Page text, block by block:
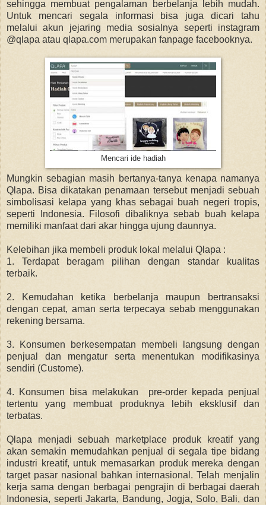
sehingga membuat pengalaman berbelanja lebih mudah.
Untuk mencari segala informasi bisa juga dicari tahu
melalui akun jejaring media sosialnya seperti instagram
@qlapa atau qlapa.com merupakan fanpage facebooknya.
Mencari ide hadiah
Mungkin sebagian masih bertanya-tanya kenapa namanya
Qlapa. Bisa dikatakan penamaan tersebut menjadi sebuah
simbolisasi kelapa yang khas sebagai buah negeri tropis,
seperti Indonesia. Filosofi dibaliknya sebab buah kelapa
memiliki manfaat dari akar hingga ujung daunnya.
Kelebihan jika membeli produk lokal melalui Qlapa :
1. Terdapat beragam pilihan dengan standar kualitas
terbaik.
2. Kemudahan ketika berbelanja maupun bertransaksi
dengan cepat, aman serta terpecaya sebab menggunakan
rekening bersama.
3. Konsumen berkesempatan membeli langsung dengan
penjual dan mengatur serta menentukan modifikasinya
sendiri (Custome).
4. Konsumen bisa melakukan pre-order kepada penjual
tertentu yang membuat produknya lebih eksklusif dan
terbatas.
Qlapa menjadi sebuah marketplace produk kreatif yang
akan semakin memudahkan penjual di segala tipe bidang
industri kreatif, untuk memasarkan produk mereka dengan
target pasar nasional bahkan internasional. Telah menjalin
kerja sama dengan berbagai pengrajin di berbagai daerah
Indonesia, seperti Jakarta, Bandung, Jogja, Solo, Bali, dan